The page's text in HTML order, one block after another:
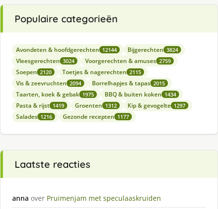
Populaire categorieën
Avondeten & hoofdgerechten 12144 Bijgerechten 3824
Vleesgerechten 3024 Voorgerechten & amuses 2759
Soepen 2120 Toetjes & nagerechten 2115
Vis & zeevruchten 2094 Borrelhapjes & tapas 2015
Taarten, koek & gebak 1975 BBQ & buiten koken 1434
Pasta & rijst 1419 Groenten 1312 Kip & gevogelte 1297
Salades 1216 Gezonde recepten 1177
Laatste reacties
anna over Pruimenjam met speculaaskruiden